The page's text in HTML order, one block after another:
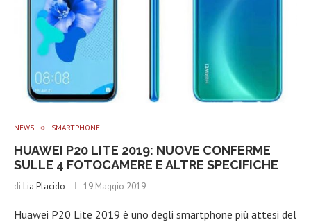
NEWS SMARTPHONE
HUAWEI P20 LITE 2019: NUOVE CONFERME
SULLE 4 FOTOCAMERE E ALTRE SPECIFICHE
di Lia Placido 19 Maggio 2019
Huawei P20 Lite 2019 è uno degli smartphone più attesi del